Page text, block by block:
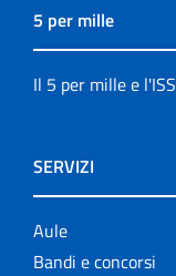
5 per mille
Il 5 per mille e l'ISS
SERVIZI
Aule
Bandi e concorsi